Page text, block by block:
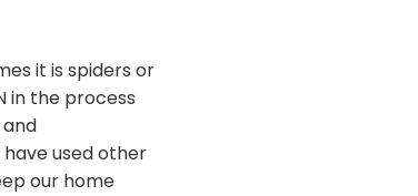
it is spiders or
in the process
used other
our home